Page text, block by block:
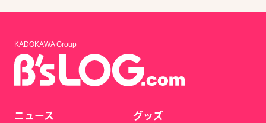
KADOKAWA Group
ニュース
グッズ